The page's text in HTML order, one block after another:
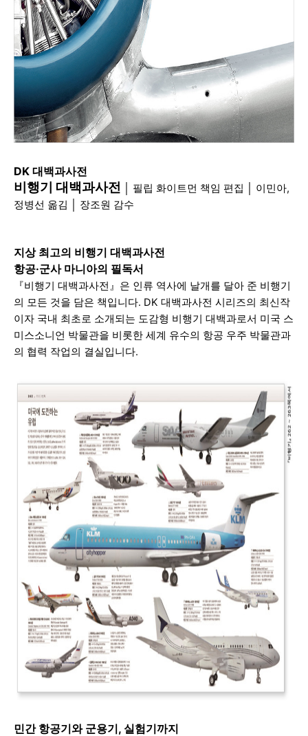
DK 대백과사전
비행기 대백과사전 필립 화이트먼 책임 편집 │
이민아,
정병선 옮김 │
장조원 감수
지상 최고의 비행기 대백과사전
항공·군사 마니아의 필독서
『비행기 대백과사전 』은 인류 역사에 날개를 달아 준 비행기
의 모든 것을 담은 책입니다. DK 대백과사전 시리즈의 최신작
이자 국내 최초로 소개되는 도감형 비행기 대백과로서 미국 스
미스소니언 박물관을 비롯한 세계 유수의 항공 우주 박물관과
의 협력 작업의 결실입니다.
민간 항공기와 군용기, 실험기까지